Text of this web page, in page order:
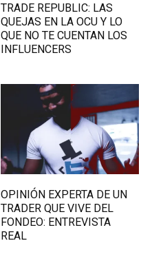
TRADE REPUBLIC: LAS
QUEJAS EN LA OCU Y LO
QUE NO TE CUENTAN LOS
INFLUENCERS
OPINIÓN EXPERTA DE UN
TRADER QUE VIVE DEL
FONDEO: ENTREVISTA
REAL